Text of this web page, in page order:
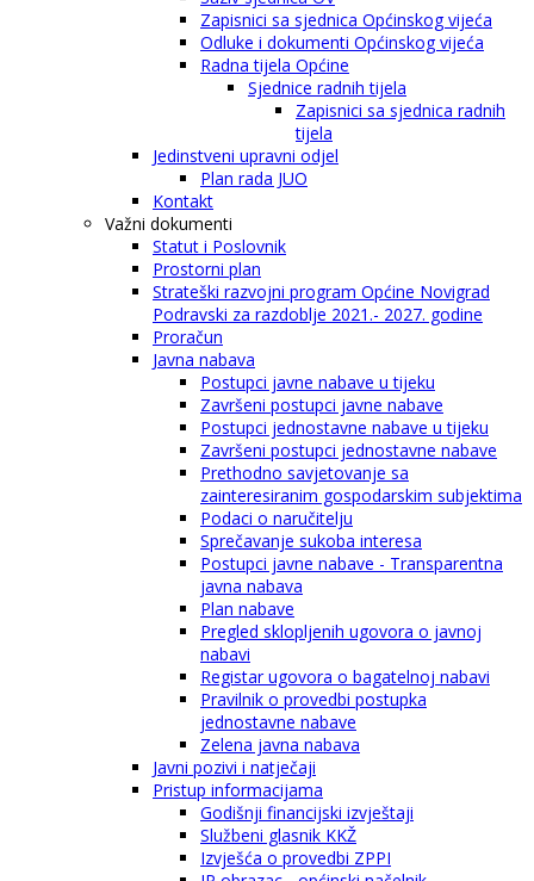
Zapisnici sa sjednica Općinskog vijeća
Odluke i dokumenti Općinskog vijeća
Radna tijela Općine
Sjednice radnih tijela
Zapisnici sa sjednica radnih
tijela
Jedinstveni upravni odjel
Plan rada JUO
Kontakt
Važni dokumenti
Statut i Poslovnik
Prostorni plan
Strateški razvojni program Općine Novigrad
Podravski za razdoblje 2021.- 2027. godine
Proračun
Javna nabava
Postupci javne nabave u tijeku
Završeni postupci javne nabave
Postupci jednostavne nabave u tijeku
Završeni postupci jednostavne nabave
Prethodno savjetovanje sa
zainteresiranim gospodarskim subjektima
Podaci o naručitelju
Sprečavanje sukoba interesa
Postupci javne nabave - Transparentna
javna nabava
Plan nabave
Pregled sklopljenih ugovora o javnoj
nabavi
Registar ugovora o bagatelnoj nabavi
Pravilnik o provedbi postupka
jednostavne nabave
Zelena javna nabava
Javni pozivi i natječaji
Pristup informacijama
Godišnji financijski izvještaji
Službeni glasnik KKŽ
Izvješća o provedbi ZPPI